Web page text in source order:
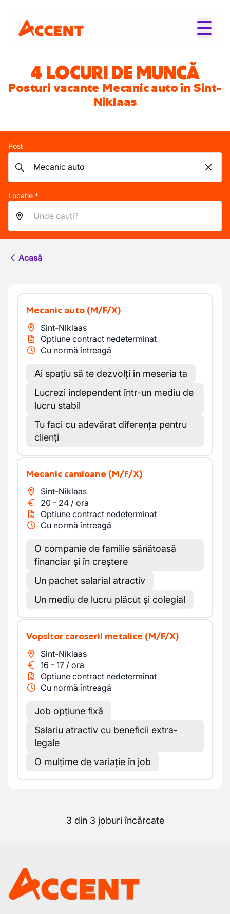
4 LOCURI DE MUNCĂ
Posturi vacante Mecanic auto în Sint-
Niklaas
Post
Locație *
Acasă
Mecanic auto (M/F/X)
Sint-Niklaas
Optiune contract nedeterminat
Cu normă întreagă
Ai spațiu să te dezvolți în meseria ta
Lucrezi independent într-un mediu de
lucru stabil
Tu faci cu adevărat diferența pentru
clienți
Mecanic camioane (M/F/X)
Sint-Niklaas
20 - 24 / ora
Optiune contract nedeterminat
Cu normă întreagă
O companie de familie sănătoasă
financiar și în creștere
Un pachet salarial atractiv
Un mediu de lucru plăcut și colegial
Vopsitor caroserii metalice (M/F/X)
Sint-Niklaas
16 - 17 / ora
Optiune contract nedeterminat
Cu normă întreagă
Job opțiune fixă
Salariu atractiv cu beneficii extra-
legale
O mulțime de variație în job
3 din 3 joburi încărcate